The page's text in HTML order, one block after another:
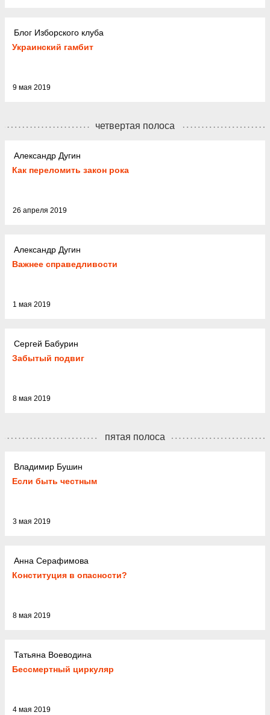
Блог Изборского клуба
Украинский гамбит
9 мая 2019
четвертая полоса
Александр Дугин
Как переломить закон рока
26 апреля 2019
Александр Дугин
Важнее справедливости
1 мая 2019
Сергей Бабурин
Забытый подвиг
8 мая 2019
пятая полоса
Владимир Бушин
Если быть честным
3 мая 2019
Анна Серафимова
Конституция в опасности?
8 мая 2019
Татьяна Воеводина
Бессмертный циркуляр
4 мая 2019